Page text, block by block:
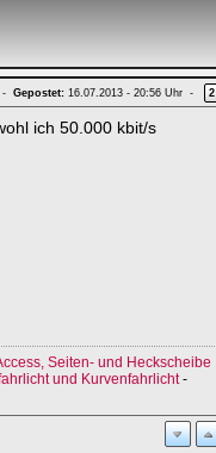
- Gepostet: 16.07.2013 - 20:56 Uhr - 2
ich 50.000 kbit/s
Seiten- und Heckscheibe
und Kurvenfahrlicht-